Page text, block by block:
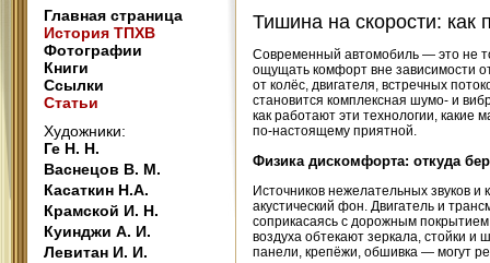
Главная страница
История ТПХВ
Фотографии
Книги
Ссылки
Статьи
Художники:
Ге Н. Н.
Васнецов В. М.
Касаткин Н.А.
Крамской И. Н.
Куинджи А. И.
Левитан И. И.
Тишина на скорости: как
Современный автомобиль — это не
ощущать комфорт вне зависимости
от колёс, двигателя, встречных
становится комплексная шумо- и
как работают эти технологии,
по-настоящему приятной.
Физика дискомфорта: откуда
Источников нежелательных звуков
акустический фон. Двигатель и
соприкасаясь с дорожным
воздуха обтекают зеркала, стойки
панели, крепёжи, обшивка — могут